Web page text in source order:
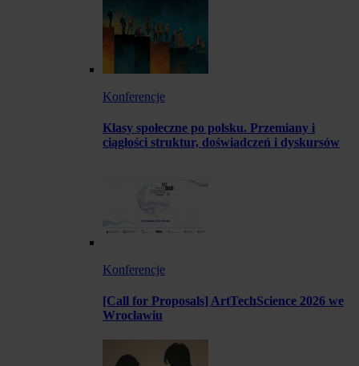
Konferencje
Klasy społeczne po polsku. Przemiany i
ciągłości struktur, doświadczeń i dyskursów
Konferencje
[Call for Proposals] ArtTechScience 2026 we
Wrocławiu